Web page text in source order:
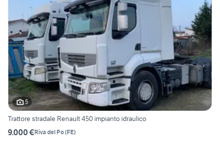
5
Trattore stradale Renault 450 impianto idraulico
9.000 €Riva del Po(FE)